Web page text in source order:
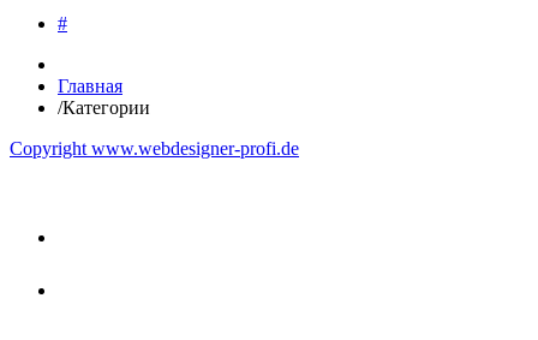
#
Главная
/Категории
Copyright www.webdesigner-profi.de